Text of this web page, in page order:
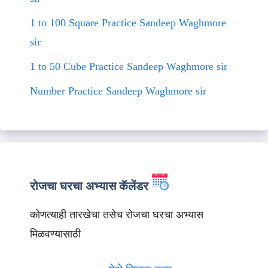
1 to 100 Square Practice Sandeep Waghmore
sir
1 to 50 Cube Practice Sandeep Waghmore sir
Number Practice Sandeep Waghmore sir
रोजचा घरचा अभ्यास कॅलेंडर
कोणत्याही तारखेचा तसेच रोजचा घरचा अभ्यास
मिळवण्यासाठी